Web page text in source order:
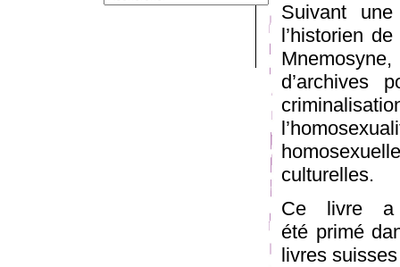
Suivant
l’historien
d’archives
culturelles.
Ce livre a
été primé
livres